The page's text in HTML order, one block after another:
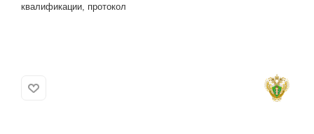
квалификации, протокол